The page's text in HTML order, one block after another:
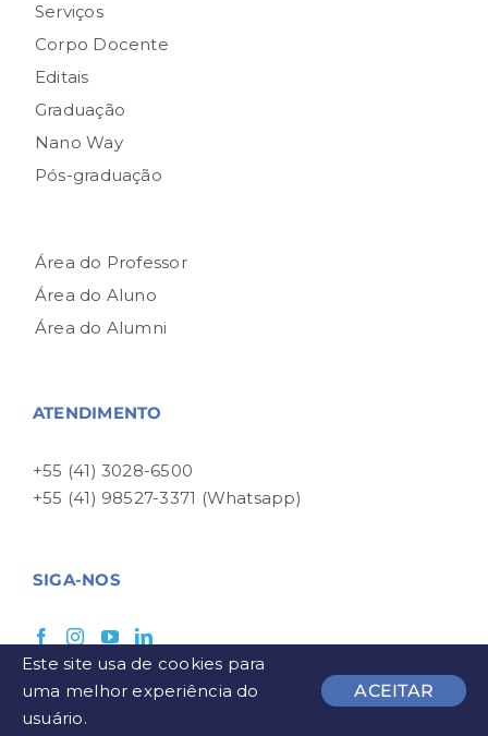
Serviços
Corpo Docente
Editais
Graduação
Nano Way
Pós-graduação
Área do Professor
Área do Aluno
Área do Alumni
ATENDIMENTO
+55 (41) 3028-6500
+55 (41) 98527-3371 (Whatsapp)
SIGA-NOS
NEWSLETTER
Este site usa de cookies para
uma melhor experiência do
usuário.
ACEITAR